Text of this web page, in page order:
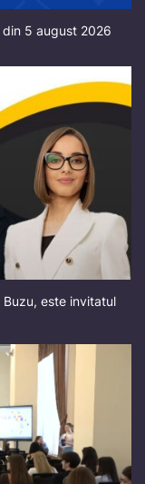
din 5 august 2026
Buzu, este invitatul